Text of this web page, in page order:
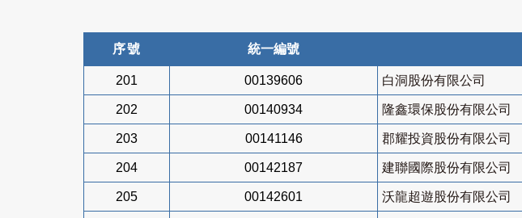
序號 統一編號
201 00139606 白洞股份有限公司
202 00140934 隆鑫環保股份有限公司
203 00141146 郡耀投資股份有限公司
204 00142187 建聯國際股份有限公司
205 00142601 沃龍超遊股份有限公司